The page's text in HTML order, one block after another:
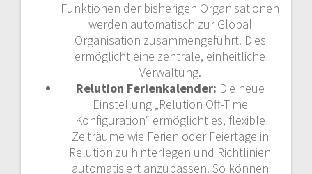
Funktionen der bisherigen Organisationen
werden automatisch zur Global
Organisation zusammengeführt. Dies
ermöglicht eine zentrale, einheitliche
Verwaltung.
Relution Ferienkalender: Die neue
Einstellung „Relution Off-Time
Konfiguration“ ermöglicht es, flexible
Zeiträume wie Ferien oder Feiertage in
Relution zu hinterlegen und Richtlinien
automatisiert anzupassen. So können